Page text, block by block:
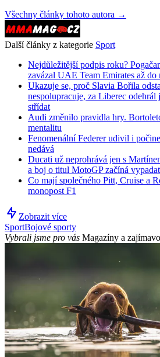
Všechny články tohoto autora →
Další články z kategorie Sport
Nejdůležitější podpis roku?
zavázal UAE Team Emirates až do
Ukazuje se, proč Slavia Bořila
nespolupracuje, za Liberec odehrál
střídat
Audi změnilo pravidla hry.
mentalitu
Fenomenální Federer udivil i
nedává
Ducati už neprohrává jen s
a boj o titul MotoGP začíná
Co mají společného Pitt, Cruise a
monopost F1
Zobrazit více
SportBojové sporty
Vybrali jsme pro vás Magazíny a